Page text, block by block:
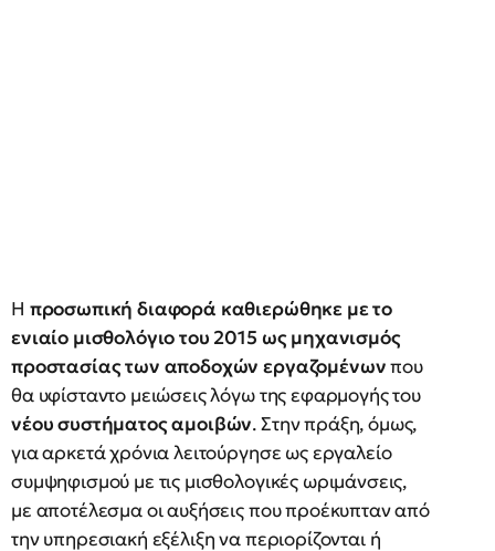
Η προσωπική διαφορά καθιερώθηκε με το
ενιαίο μισθολόγιο του 2015 ως μηχανισμός
προστασίας των αποδοχών εργαζομένωνπου
θα υφίσταντο μειώσεις λόγω της εφαρμογής του
νέου συστήματος αμοιβών. Στην πράξη, όμως,
για αρκετά χρόνια λειτούργησε ως εργαλείο
συμψηφισμού με τις μισθολογικές ωριμάνσεις,
με αποτέλεσμα οι αυξήσεις που προέκυπταν από
την υπηρεσιακή εξέλιξη να περιορίζονται ή